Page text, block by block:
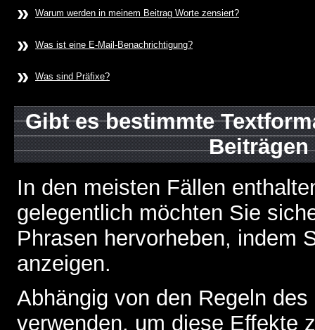
» Warum werden in meinem Beitrag Worte zensiert?
» Was ist eine E-Mail-Benachrichtigung?
» Was sind Präfixe?
Gibt es bestimmte
Beiträgen
In den meisten Fällen
gelegentlich möchten Sie
Phrasen hervorheben, indem
anzeigen.
Abhängig von den Regeln
verwenden, um diese Effekte